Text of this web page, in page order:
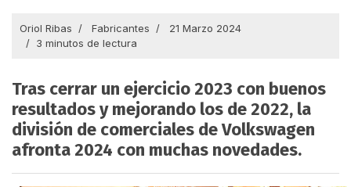
Oriol Ribas Fabricantes
21 Marzo 2024
3 minutos de lectura
Tras cerrar un ejercicio 2023 con buenos
resultados y mejorando los de 2022, la
división de comerciales de Volkswagen
afronta 2024 con muchas novedades.